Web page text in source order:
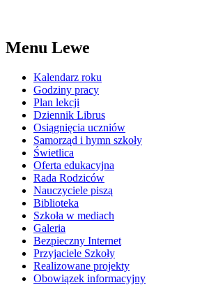
Menu Lewe
Kalendarz roku
Godziny pracy
Plan lekcji
Dziennik Librus
Osiągnięcia uczniów
Samorząd i hymn szkoły
Świetlica
Oferta edukacyjna
Rada Rodziców
Nauczyciele piszą
Biblioteka
Szkoła w mediach
Galeria
Bezpieczny Internet
Przyjaciele Szkoły
Realizowane projekty
Obowiązek informacyjny